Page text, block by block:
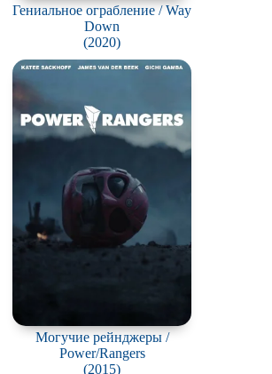
Гениальное ограбление / Way
Down
(2020)
Могучие рейнджеры /
Power/Rangers
(2015)